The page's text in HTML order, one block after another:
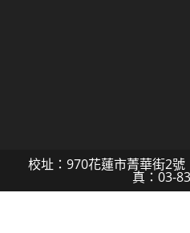
校址：970花蓮市菁華街2
真：03-